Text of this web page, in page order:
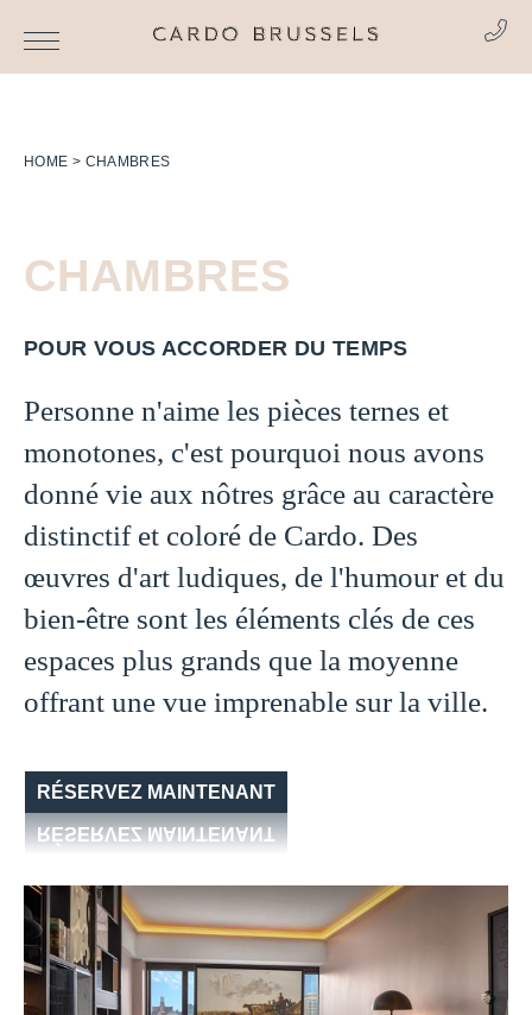
HOME CHAMBRES
CHAMBRES
POUR VOUS ACCORDER DU TEMPS
Personne n'aime les pièces ternes et
monotones, c'est pourquoi nous avons
donné vie aux nôtres grâce au caractère
distinctif et coloré de Cardo. Des
œuvres d'art ludiques, de l'humour et du
bien-être sont les éléments clés de ces
espaces plus grands que la moyenne
offrant une vue imprenable sur la ville.
RÉSERVEZ MAINTENANT
RÉSERVEZ MAINTENANT